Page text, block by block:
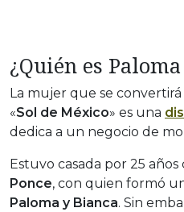
¿Quién es
La mujer que se
«Sol de México» es una
dedica a un negocio de
Estuvo casada por 25
Ponce, con quien formó
Paloma y Bianca. Sin